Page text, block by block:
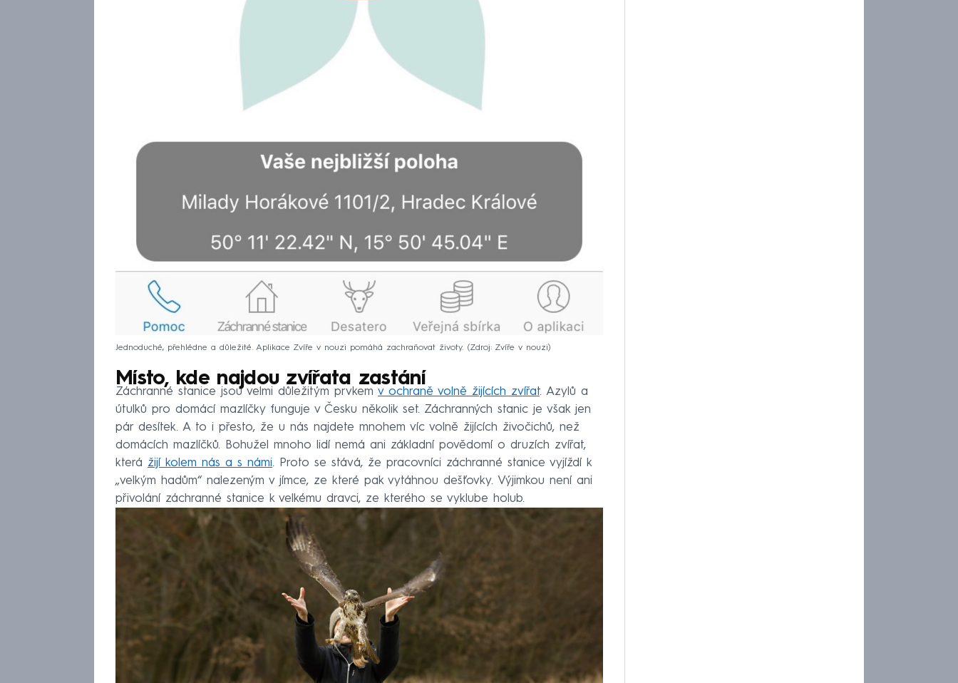
Jednoduché, přehlédne a důležité. Aplikace Zvíře v nouzi pomáhá zachraňovat životy. Zdroj: Zvíře v nouzi
Místo, kde najdou zvířata zastání
Záchranné stanice jsou velmi důležitým prvkem v ochraně volně žijících zvířat. Azylů a
útulků pro domácí mazlíčky funguje v Česku několik set. Záchranných stanic je však jen
pár desítek. A to i přesto, že u nás najdete mnohem víc volně žijících živočichů, než
domácích mazlíčků. Bohužel mnoho lidí nemá ani základní povědomí o druzích zvířat,
která žijí kolem nás a s námi. Proto se stává, že pracovníci záchranné stanice vyjíždí k
„velkým hadům“ nalezeným v jímce, ze které pak vytáhnou dešťovky. Výjimkou není ani
přivolání záchranné stanice k velkému dravci, ze kterého se vyklube holub.